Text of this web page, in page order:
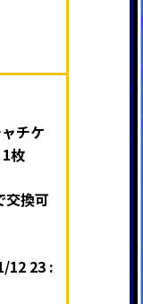
チケ
枚
交換可
12 23 :